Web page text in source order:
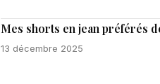
Mes shorts en jean préférés
13 décembre 2025